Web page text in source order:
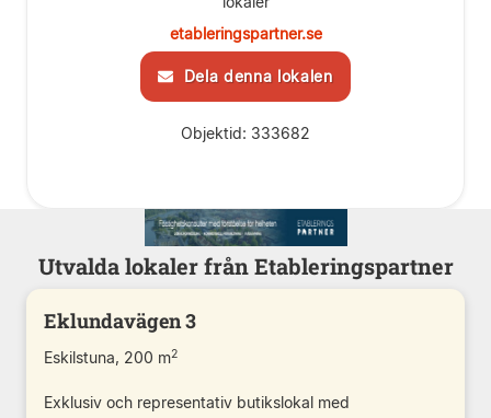
etableringspartner.se
Dela denna lokalen
Objektid: 333682
Utvalda lokaler från Etableringspartner
Eklundavägen 3
Eskilstuna, 200 m2
Exklusiv och representativ butikslokal med